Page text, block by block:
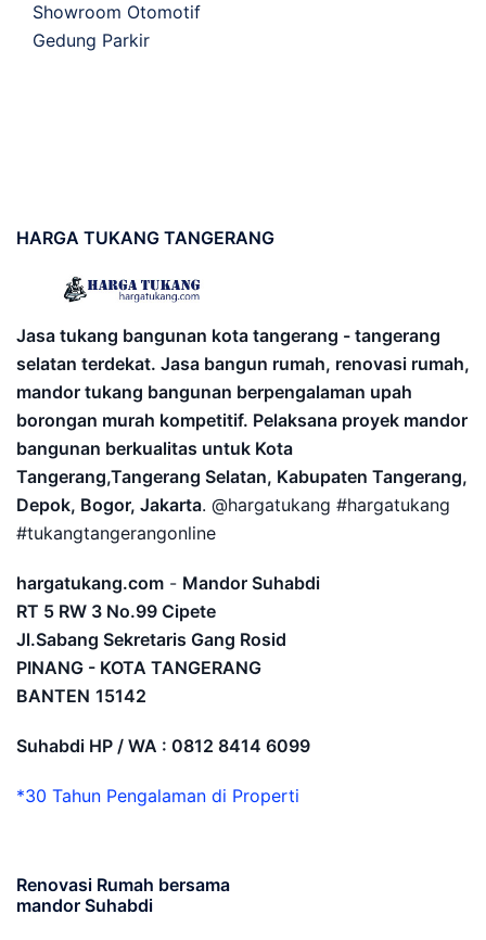
Showroom Otomotif
Gedung Parkir
HARGA TUKANG TANGERANG
Jasa tukang bangunan kota tangerang - tangerang
selatan terdekat. Jasa bangun rumah, renovasi rumah,
mandor tukang bangunan berpengalaman upah
borongan murah kompetitif. Pelaksana proyek mandor
bangunan berkualitas untuk Kota
Tangerang,Tangerang Selatan, Kabupaten Tangerang,
Depok, Bogor, Jakarta. @hargatukang #hargatukang
#tukangtangerangonline
hargatukang.com - Mandor Suhabdi
RT 5 RW 3 No.99 Cipete
Jl.Sabang Sekretaris Gang Rosid
PINANG - KOTA TANGERANG
BANTEN 15142
Suhabdi HP / WA : 0812 8414 6099
*30 Tahun Pengalaman di Properti
Renovasi Rumah bersama
mandor Suhabdi